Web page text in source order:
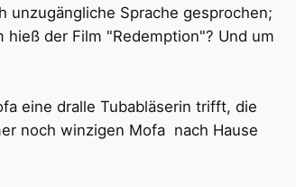
unzugängliche Sprache gesprochen;
der Film "Redemption"? Und um
eine dralle Tubabläserin trifft, die
noch winzigen Mofa nach Hause